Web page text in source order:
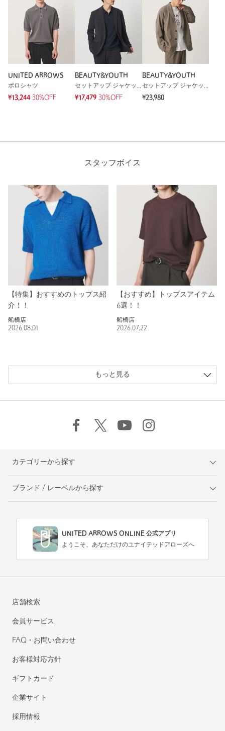
UNITED ARROWS
ポロシャツ
¥13,244 30%OFF
BEAUTY&YOUTH
セットアップ ジャケット
¥17,479 30%OFF
BEAUTY&YOUTH
セットアップ ジャケット
¥23,980
スタッフボイス
【特集】おすすめのトップス紹
介！！
船橋店
2026.08.01
【おすすめ】トップスアイテム
6選！！
船橋店
2026.07.22
もっと見る
カテゴリーから探す
ブランド / レーベルから探す
UNITED ARROWS ONLINE 公式アプリ
ようこそ、あなただけのユナイテッドアローズへ
店舗検索
会員サービス
FAQ・お問い合わせ
お客様対応方針
ギフトカード
企業サイト
採用情報